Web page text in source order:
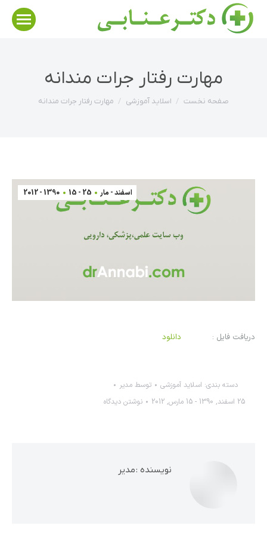
مهارت رفتار جرات مندانه
مکان شما:
صفحه نخست اسلاید آموزشی مهارت رفتار جرات مندانه
اسفند - مار 25 - 15
1390 - 2012
دریافت فایل : دانلود
دسته بندی: اسلاید آموزشی توسط مدیر
25 اسفند, 1390 - 15 مارس, 2012
نوشتن دیدگاه
نویسنده :مدیر